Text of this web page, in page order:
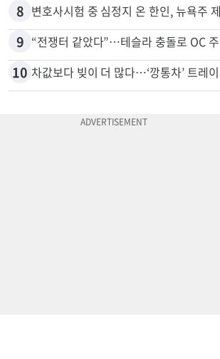
8 변호사시험 중 심정지 온 한인, 뉴욕주
9 “전쟁터 같았다”…테슬라 충돌로 OC
10 차값보다 빚이 더 많다…‘깡통차’ 트레